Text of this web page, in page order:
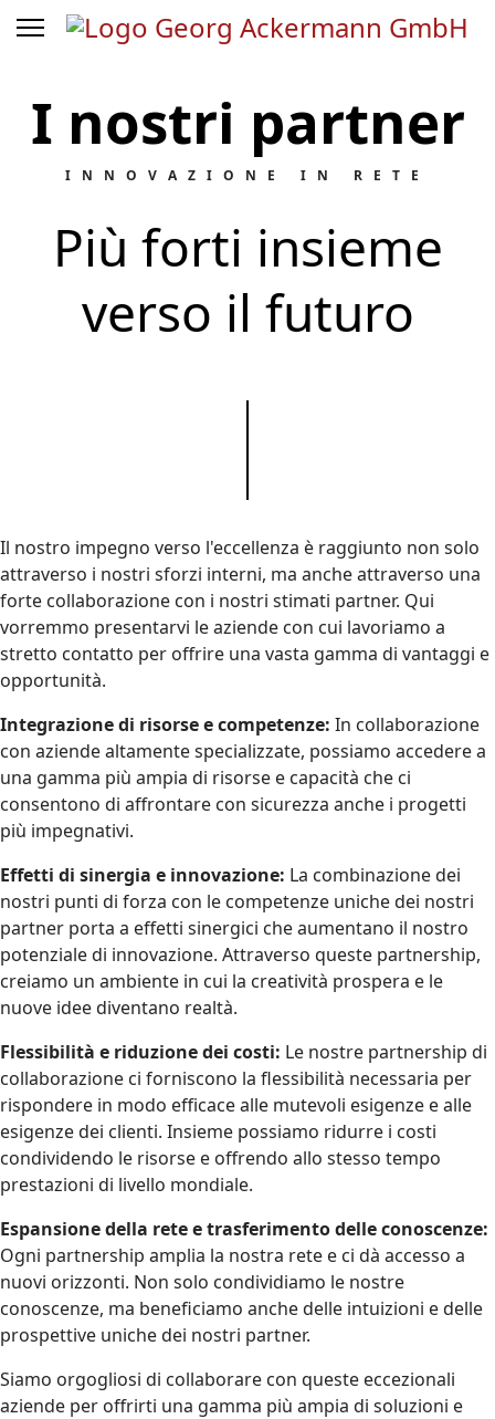
© Immagine di freepik
I nostri partner
INNOVAZIONE IN RETE
Più forti insieme
verso il futuro
Il nostro impegno verso l'eccellenza è raggiunto non solo
attraverso i nostri sforzi interni, ma anche attraverso una
forte collaborazione con i nostri stimati partner. Qui
vorremmo presentarvi le aziende con cui lavoriamo a
stretto contatto per offrire una vasta gamma di vantaggi e
opportunità.
Integrazione di risorse e competenze: In collaborazione
con aziende altamente specializzate, possiamo accedere a
una gamma più ampia di risorse e capacità che ci
consentono di affrontare con sicurezza anche i progetti
più impegnativi.
Effetti di sinergia e innovazione: La combinazione dei
nostri punti di forza con le competenze uniche dei nostri
partner porta a effetti sinergici che aumentano il nostro
potenziale di innovazione. Attraverso queste partnership,
creiamo un ambiente in cui la creatività prospera e le
nuove idee diventano realtà.
Flessibilità e riduzione dei costi: Le nostre partnership di
collaborazione ci forniscono la flessibilità necessaria per
rispondere in modo efficace alle mutevoli esigenze e alle
esigenze dei clienti. Insieme possiamo ridurre i costi
condividendo le risorse e offrendo allo stesso tempo
prestazioni di livello mondiale.
Espansione della rete e trasferimento delle conoscenze:
Ogni partnership amplia la nostra rete e ci dà accesso a
nuovi orizzonti. Non solo condividiamo le nostre
conoscenze, ma beneficiamo anche delle intuizioni e delle
prospettive uniche dei nostri partner.
Siamo orgogliosi di collaborare con queste eccezionali
aziende per offrirti una gamma più ampia di soluzioni e